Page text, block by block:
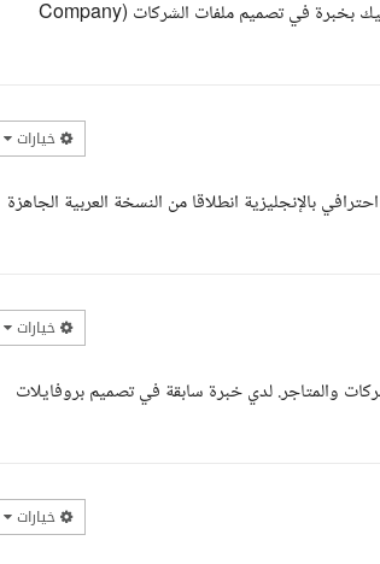
السلام عليكم ورحمة الله، أ. محمد اتمني تكون بخير مع حضرتك إيمان خالد، مصممة جرافيك بخبرة في تصميم ملفات الشركات (Company
خيارات
بالإنجليزية انطلاقا من النسخة العربية الجاهزة
خيارات
والمتاجر. لدي خبرة سابقة في تصميم بروفايلات
خيارات